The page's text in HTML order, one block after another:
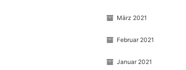
März 2021
Februar 2021
Januar 2021